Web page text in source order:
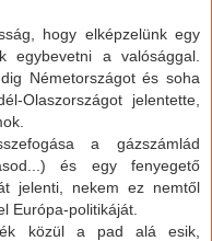
hogy elképzelünk egy
egybevetni a valósággal.
Németországot és soha
Olaszországot jelentette,
a gázszámlád
és egy fenyegető
jelenti, nekem ez nemtől
Európa-politikáját.
közül a pad alá esik,